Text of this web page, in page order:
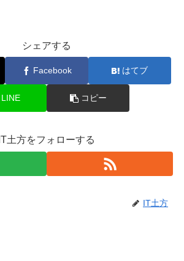
シェアする
Facebook はてブ
LINE コピー
IT土方をフォローする
IT土方